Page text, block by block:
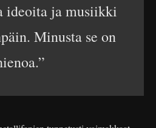
ideoita ja musiikki
Minusta se on